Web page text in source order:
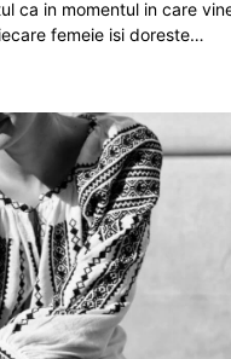
ca in momentul in care
femeie isi doreste…